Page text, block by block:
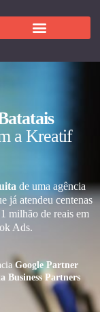
a Kreatif
de uma agência
já atendeu centenas
milhão de reais em
Ads.
Google Partner
Business Partners